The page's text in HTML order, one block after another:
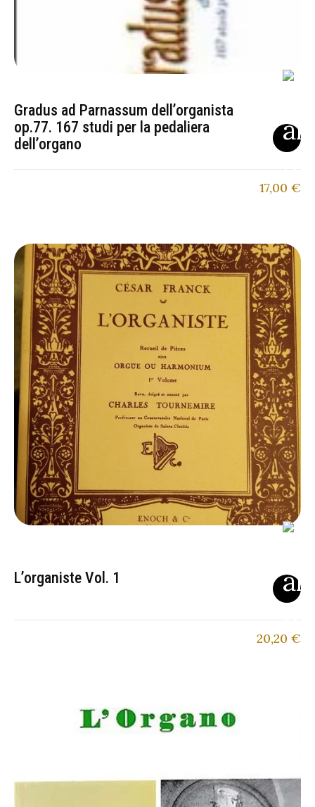
Gradus ad Parnassum dell’organista
op.77. 167 studi per la pedaliera
dell’organo
17,00 €
L’organiste Vol. 1
20,20 €